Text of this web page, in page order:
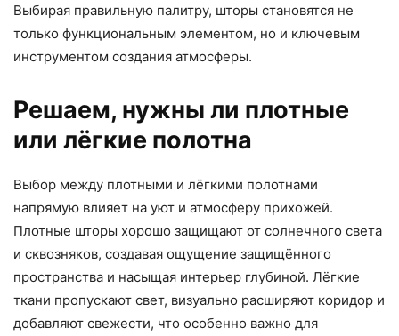
Выбирая правильную палитру, шторы становятся не
только функциональным элементом, но и ключевым
инструментом создания атмосферы.
Решаем, нужны ли плотные
или лёгкие полотна
Выбор между плотными и лёгкими полотнами
напрямую влияет на уют и атмосферу прихожей.
Плотные шторы хорошо защищают от солнечного света
и сквозняков, создавая ощущение защищённого
пространства и насыщая интерьер глубиной. Лёгкие
ткани пропускают свет, визуально расширяют коридор и
добавляют свежести, что особенно важно для